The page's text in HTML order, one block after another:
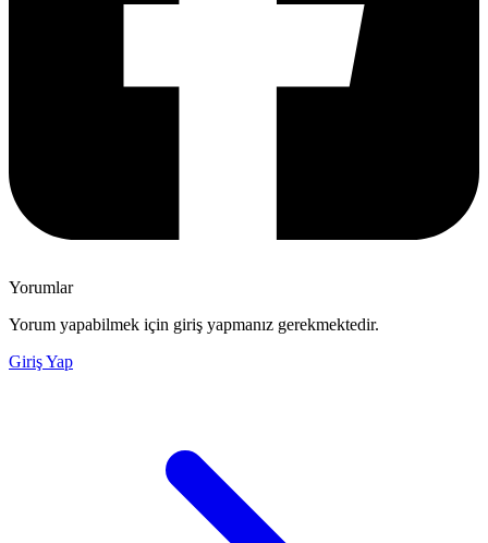
Yorumlar
Yorum yapabilmek için giriş yapmanız gerekmektedir.
Giriş Yap